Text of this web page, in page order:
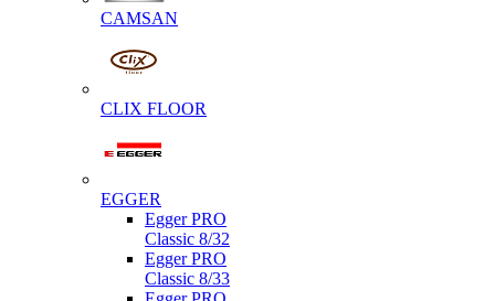
CAMSAN
CLIX FLOOR
EGGER
Egger PRO
Classic 8/32
Egger PRO
Classic 8/33